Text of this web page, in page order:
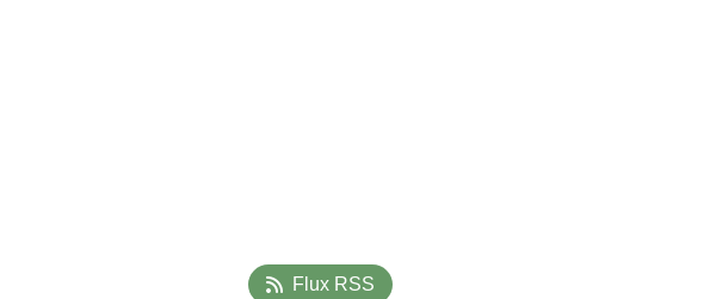
Flux RSS